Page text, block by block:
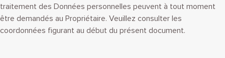
traitement des Données personnelles peuvent à tout moment
être demandés au Propriétaire. Veuillez consulter les
coordonnées figurant au début du présent document.